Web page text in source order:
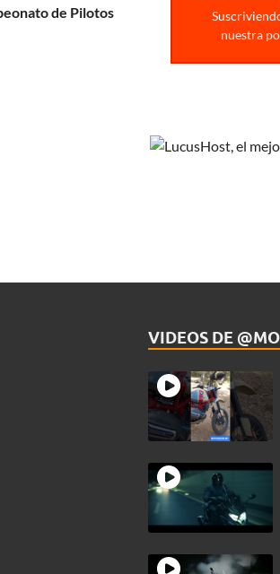
de Pilotos
nuestra
VIDEOS DE